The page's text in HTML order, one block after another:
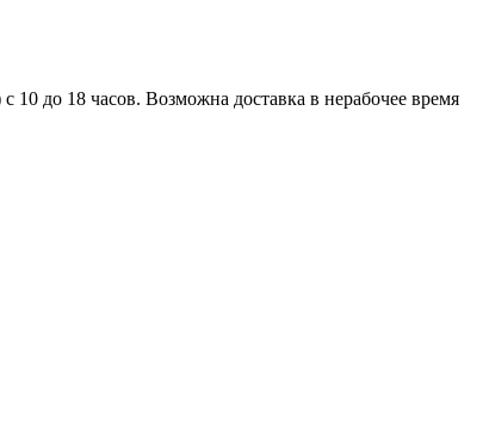
до 18 часов. Возможна доставка в нерабочее время